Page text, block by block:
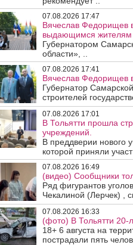
07.08.2026 17:47
Вячеслав Федорищев
выдающимся жителям
Губернатором
области», ..
07.08.2026 17:41
Вячеслав Федорищев
Губернатор
строителей
07.08.2026 17:01
В Тольятти прошла
учреждений.
В преддверии нового
которой приняли
07.08.2026 16:49
(видео) Сообщники
Ряд фигурантов
Чекалиной (Лерчек) ,
07.08.2026 16:33
(фото) В Тольятти 20-
18+ 6 августа на
пострадали пять